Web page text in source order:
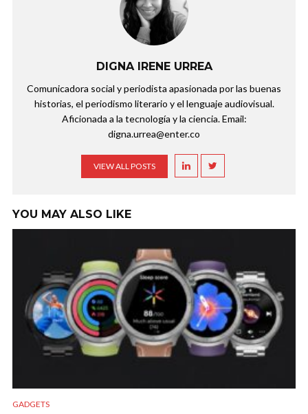
DIGNA IRENE URREA
Comunicadora social y periodista apasionada por las buenas
historias, el periodismo literario y el lenguaje audiovisual.
Aficionada a la tecnología y la ciencia. Email:
digna.urrea@enter.co
VIEW ALL POSTS
YOU MAY ALSO LIKE
GADGETS